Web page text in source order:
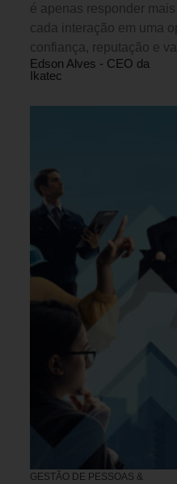
é apenas responder
cada interação em uma
confiança, reputação e
Edson Alves - CEO da
Ikatec
GESTÃO DE PESSOAS &